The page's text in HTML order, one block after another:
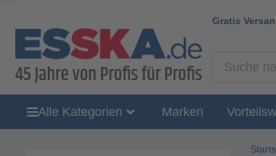
Gratis
Alle Kategorien Marken